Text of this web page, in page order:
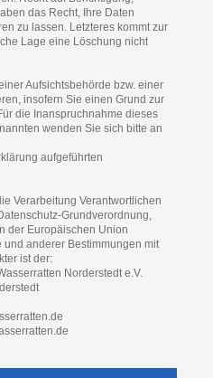
das Recht, Ihre Daten
zu lassen. Letzteres kommt zur
Lage eine Löschung nicht
Aufsichtsbehörde bzw. einer
insofern Sie einen Grund zur
die Inanspruchnahme dieses
wenden Sie sich bitte an
aufgeführten
Verarbeitung Verantwortlichen
Grundverordnung,
der Europäischen Union
anderer Bestimmungen mit
ist der:
Norderstedt e.V.